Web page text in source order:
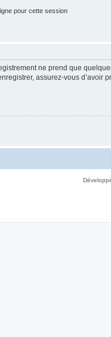
pour cette session
ne prend que
assurez-vous